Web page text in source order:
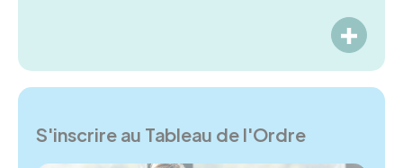
LIRE
S'inscrire au Tableau de l'Ordre